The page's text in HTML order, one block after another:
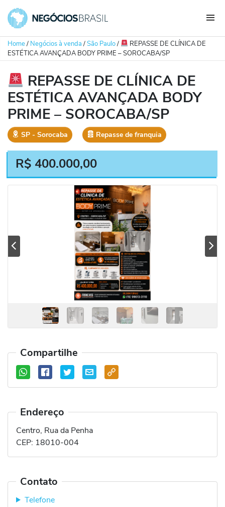
Home/ Negócios à venda/São Paulo/
REPASSE DE CLÍNICA DE
ESTÉTICA AVANÇADA BODY PRIME – SOROCABA/SP
REPASSE DE CLÍNICA DE
ESTÉTICA AVANÇADA BODY
PRIME – SOROCABA/SP
SP ‐ Sorocaba Repasse de franquia
R$ 400.000,00
Compartilhe
Endereço
Centro, Rua da Penha
CEP: 18010-004
Contato
Telefone